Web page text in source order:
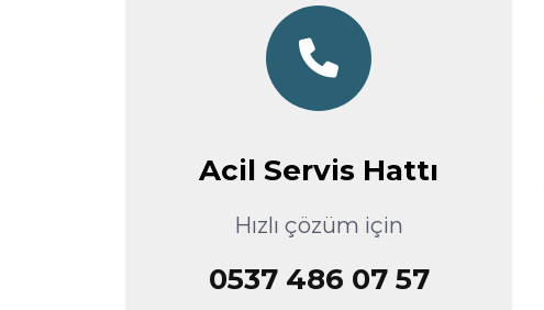
Acil Servis Hattı
Hızlı çözüm için
0537 486 07 57